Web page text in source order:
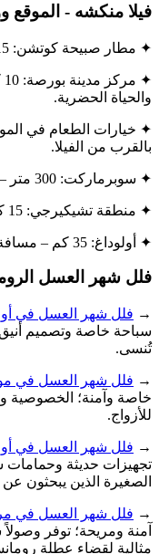
فيلا منكشه - الموقع
✦ مطار صبيحة كوتشن: 115 كم – وصول سريع وسهل.
والحياة الحضرية.
✦ خيارات الطعام في
بالقرب من الفيلا.
✦ سوبرماركت: 300 متر – يمكن تلبية الاحتياجات اليومية بسهولة.
✦ منطقة تشيكيرجي: 15 كم – مثالية لعشاق الطبيعة والهدوء.
✦ أولوداغ: 35 كم – مسافة مناسبة لمحبي التزلج والطبيعة.
فلل شهر العسل
→ فلل شهر العسل في
سباحة خاصة وتصميم
تُنسى.
→ فلل شهر العسل في
خاصة وآمنة؛ الخصوصية
للأزواج.
→ فلل شهر العسل في
تجهيزات حديثة وحمامات
الصغيرة الذين يبحثون
→ فلل شهر العسل في
آمنة ومريحة؛ توفر
مثالية لقضاء عطلة